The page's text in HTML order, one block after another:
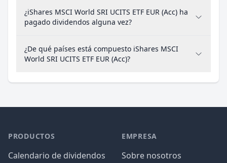
¿iShares MSCI World SRI UCITS ETF EUR (Acc) ha
pagado dividendos alguna vez?
¿De qué países está compuesto iShares MSCI
World SRI UCITS ETF EUR (Acc)?
PRODUCTOS
Calendario de dividendos
EMPRESA
Sobre nosotros